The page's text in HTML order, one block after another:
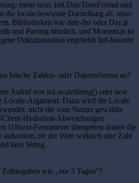
meist nein. Intl.DateTimeFormat und
die locale-bewusste Darstellung ab, ohne
Bibliotheken wie date-fns oder Day.js
und Parsing nützlich, und Moment.js ist
Dokumentation empfiehlt Intl-basierte
falsche Zahlen- oder Datumsformat an?
Aufruf von toLocaleString() oder new
Locale-Argument: Dann wird die Locale
nicht die vom Nutzer gewählte
Client-Hydration-Abweichungen
i18next-Formatierer übergeben immer die
außerdem, ob der Wert wirklich eine Zahl
kein String.
wie „vor 3 Tagen"?